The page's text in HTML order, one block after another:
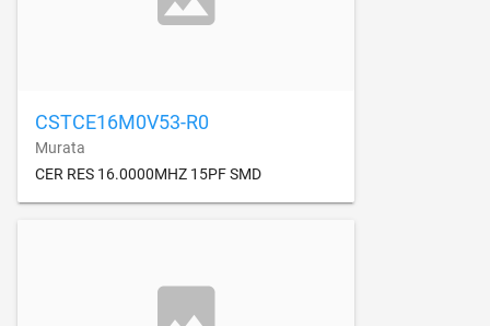
CSTCE16M0V53-R0
Murata
CER RES 16.0000MHZ 15PF SMD